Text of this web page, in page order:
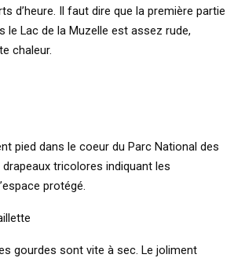
d’heure. Il faut dire que la première partie
le Lac de la Muzelle est assez rude,
chaleur.
pied dans le coeur du Parc National des
tricolores indiquant les
protégé.
gourdes sont vite à sec. Le joliment